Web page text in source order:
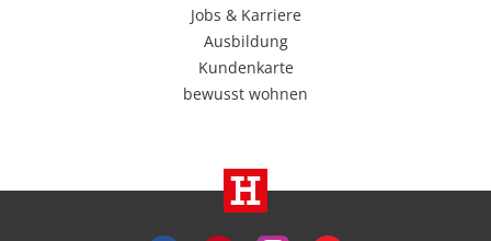
Jobs & Karriere
Ausbildung
Kundenkarte
bewusst wohnen